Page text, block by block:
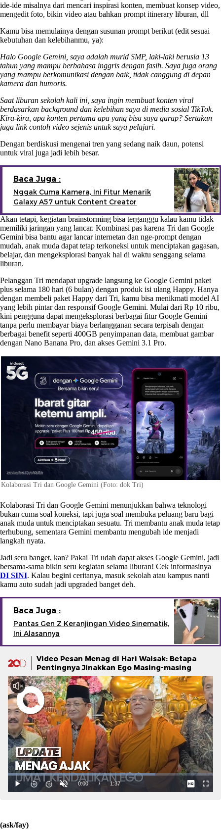
ide-ide misalnya dari mencari inspirasi konten, membuat konsep video,
mengedit foto, bikin video atau bahkan prompt itinerary liburan, dll
Kamu bisa memulainya dengan susunan prompt berikut (edit sesuai
kebutuhan dan kelebihanmu, ya):
Halo Google Gemini, saya adalah murid SMP, laki-laki berusia 13
tahun yang mampu berbahasa inggris dengan fasih. Saya juga orang
yang mampu berkomunikasi dengan baik, tidak canggung di depan
kamera dan humoris.
Saat liburan sekolah kali ini, saya ingin membuat konten viral
berdasarkan background dan kelebihan saya di media sosial TikTok.
Kira-kira, apa konten pertama apa yang bisa saya garap? Sertakan
juga link contoh video sejenis untuk saya pelajari.
Dengan berdiskusi mengenai tren yang sedang naik daun, potensi
untuk viral juga jadi lebih besar.
Baca Juga :
Nggak Cuma Kamera, Ini Fitur Menarik
Galaxy A57 untuk Content Creator
Akan tetapi, kegiatan brainstorming bisa terganggu kalau kamu tidak
memiliki jaringan yang lancar. Kombinasi pas karena Tri dan Google
Gemini bisa bantu agar lancar internetan dan nge-prompt dengan
mudah, anak muda dapat tetap terkoneksi untuk menciptakan gagasan,
belajar, dan mengeksplorasi banyak hal di waktu senggang selama
liburan.
Pelanggan Tri mendapat upgrade langsung ke Google Gemini paket
plus selama 180 hari (6 bulan) dengan produk isi ulang Happy. Hanya
dengan membeli paket Happy dari Tri, kamu bisa menikmati model AI
yang lebih pintar dan responsif Google Gemini. Mulai dari Rp 10 ribu,
kini pengguna dapat mengeksplorasi berbagai fitur Google Gemini
tanpa perlu membayar biaya berlangganan secara terpisah dengan
berbagai benefit seperti 400GB penyimpanan data, membuat gambar
dengan Nano Banana Pro, dan akses Gemini 3.1 Pro.
Kolaborasi Tri dan Google Gemini (Foto: dok Tri)
Kolaborasi Tri dan Google Gemini menunjukkan bahwa teknologi
bukan cuma soal koneksi, tapi juga soal membuka peluang baru bagi
anak muda untuk menciptakan sesuatu. Tri membantu anak muda tetap
terhubung, sementara Gemini membantu mengubah ide menjadi
langkah nyata.
Jadi seru banget, kan? Pakai Tri udah dapat akses Google Gemini, jadi
bersama-sama bikin seru kegiatan selama liburan! Cek informasinya
DI SINI. Kalau begini ceritanya, masuk sekolah atau kampus nanti
kamu auto sudah jadi upgraded banget deh.
Baca Juga :
Pantas Gen Z Keranjingan Video Sinematik,
Ini Alasannya
Video Pesan Menag di Hari Waisak: Betapa
Pentingnya Jinakkan Ego Masing-masing
(ask/fay)